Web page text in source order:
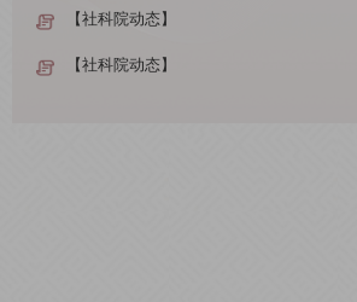
【社科院动态】
【社科院动态】